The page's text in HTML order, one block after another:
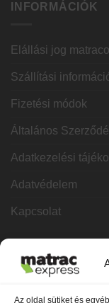
Az oldal sütiket és
INFORMÁCIÓK
Elállási jog
Szállítási
Fizetési módok
Általános
Adatkezelési
Adatvédelem
Kapcsolat
KATEGÓRIÁK